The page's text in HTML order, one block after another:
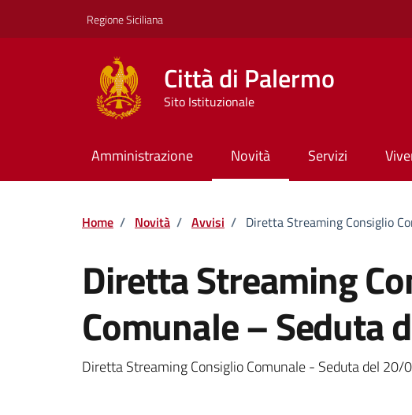
Regione Siciliana
Città di Palermo
Sito Istituzionale
Amministrazione Novità Servizi
Home / Novità / Avvisi / Diretta Streaming Consiglio
Diretta Streaming
Comunale –
Dettagli della notizia
Diretta Streaming Consiglio Comunale - Seduta del